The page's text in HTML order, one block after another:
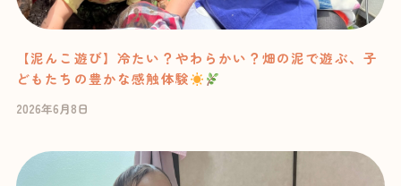
【泥んこ遊び】冷たい？やわらかい？畑の泥で遊ぶ、子
どもたちの豊かな感触体験
2026年6月8日